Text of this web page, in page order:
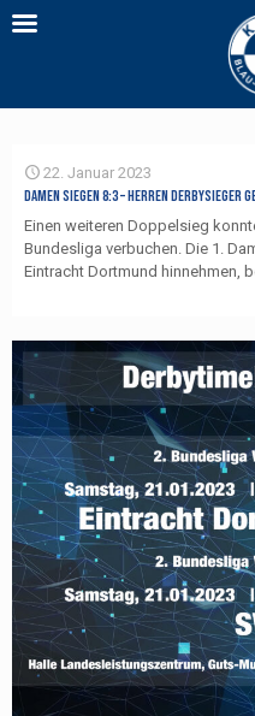
22. Januar 2023
Damen siegen 8:3 – Herren Derbysieger
Einen weiteren Doppelsieg
Bundesliga verbuchen. Die 1.
Eintracht Dortmund hinnehmen,